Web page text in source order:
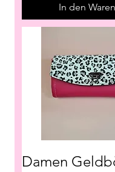
In den
Damen